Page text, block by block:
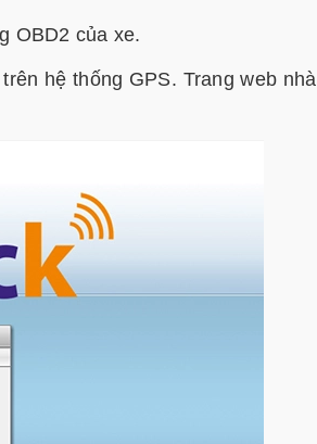
OBD2 của xe.
hệ thống GPS. Trang web nhà